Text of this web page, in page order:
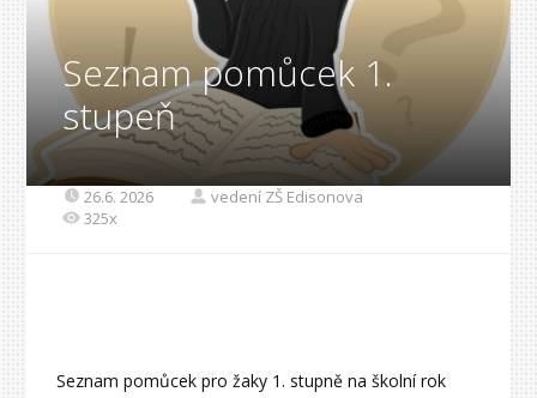
Seznam pomůcek 1.
stupeň
26.6. 2026
vedení ZŠ Edisonova
325x
Seznam pomůcek pro žaky 1. stupně na školní rok